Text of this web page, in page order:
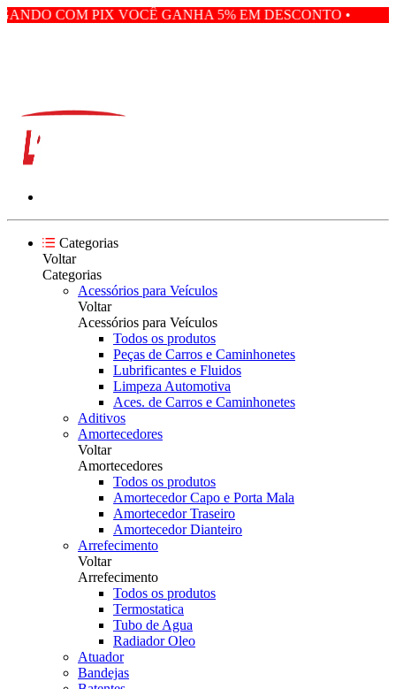
COM PIX VOCÊ GANHA 5% EM DESCONTO •
Categorias
Voltar
Categorias
Acessórios para Veículos
Voltar
Acessórios para Veículos
Todos os produtos
Peças de Carros e Caminhonetes
Lubrificantes e Fluidos
Limpeza Automotiva
Aces. de Carros e Caminhonetes
Aditivos
Amortecedores
Voltar
Amortecedores
Todos os produtos
Amortecedor Capo e Porta Mala
Amortecedor Traseiro
Amortecedor Dianteiro
Arrefecimento
Voltar
Arrefecimento
Todos os produtos
Termostatica
Tubo de Agua
Radiador Oleo
Atuador
Bandejas